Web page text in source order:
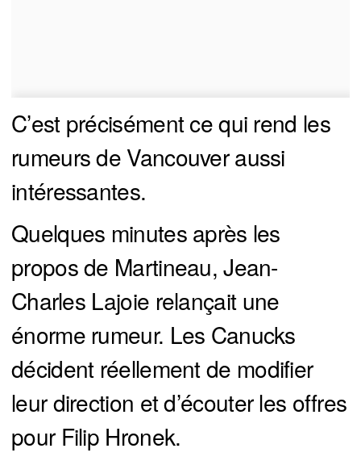
C’est précisément ce qui rend les
rumeurs de Vancouver aussi
intéressantes.
Quelques minutes après les
propos de Martineau, Jean-
Charles Lajoie relançait une
énorme rumeur. Les Canucks
décident réellement de modifier
leur direction et d’écouter les offres
pour Filip Hronek.